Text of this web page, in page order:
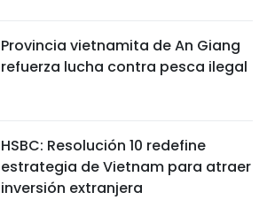
Provincia vietnamita de An Giang
refuerza lucha contra pesca ilegal
HSBC: Resolución 10 redefine
estrategia de Vietnam para atraer
inversión extranjera